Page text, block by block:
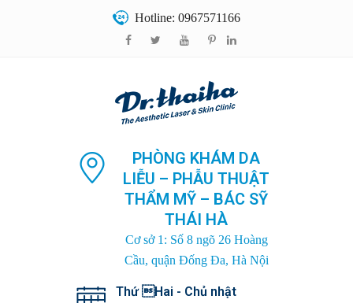
Hotline: 0967571166
PHÒNG KHÁM DA
LIỄU – PHẪU THUẬT
THẨM MỸ – BÁC SỸ
THÁI HÀ
Cơ sở 1: Số 8 ngõ 26 Hoàng
Cầu, quận Đống Đa, Hà Nội
Thứ Hai - Chủ nhật